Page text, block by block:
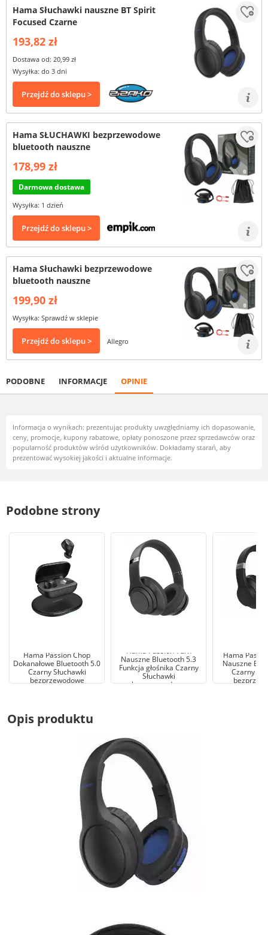
Hama Słuchawki nauszne BT Spirit
Focused Czarne
193,82 zł
Dostawa od: 20,99 zł
Wysyłka: do 3 dni
Przejdź do sklepu >
Hama SŁUCHAWKI bezprzewodowe
bluetooth nauszne
178,99 zł
Darmowa dostawa
Wysyłka: 1 dzień
Przejdź do sklepu >
Hama Słuchawki bezprzewodowe
bluetooth nauszne
199,90 zł
Wysyłka: Sprawdź w sklepie
Przejdź do sklepu > Allegro
PODOBNE INFORMACJE OPINIE
Informacja o wynikach: prezentując produkty uwzględniamy ich dopasowanie,
ceny, promocje, kupony rabatowe, opłaty ponoszone przez sprzedawców oraz
popularność produktów wśród użytkowników. Dokładamy starań, aby
prezentować wysokiej jakości i aktualne informacje.
Podobne strony
Hama Passion Chop
Dokanałowe Bluetooth 5.0
Czarny Słuchawki
bezprzewodowe
Hama Passion Turn
Nauszne Bluetooth 5.3
Funkcja głośnika Czarny
Słuchawki
bezprzewodowe
Hama
Nauszne
Czarny
Opis produktu